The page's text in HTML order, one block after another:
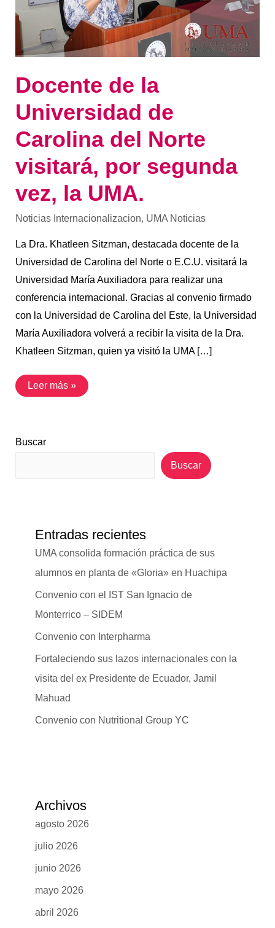
Docente de la
Universidad de
Carolina del Norte
visitará, por segunda
vez, la UMA.
Noticias Internacionalizacion, UMA Noticias
La Dra. Khatleen Sitzman, destacada docente de la
Universidad de Carolina del Norte o E.C.U. visitará la
Universidad María Auxiliadora para realizar una
conferencia internacional. Gracias al convenio firmado
con la Universidad de Carolina del Este, la Universidad
María Auxiliadora volverá a recibir la visita de la Dra.
Khatleen Sitzman, quien ya visitó la UMA […]
vez,
Leer más »
Buscar
Buscar
Entradas recientes
UMA consolida formación práctica de sus
alumnos en planta de «Gloria» en Huachipa
Convenio con el IST San Ignacio de
Monterrico – SIDEM
Convenio con Interpharma
Fortaleciendo sus lazos internacionales con la
visita del ex Presidente de Ecuador, Jamil
Mahuad
Convenio con Nutritional Group YC
Archivos
agosto 2026
julio 2026
junio 2026
mayo 2026
abril 2026